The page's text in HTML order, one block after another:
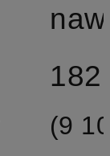
182
(9